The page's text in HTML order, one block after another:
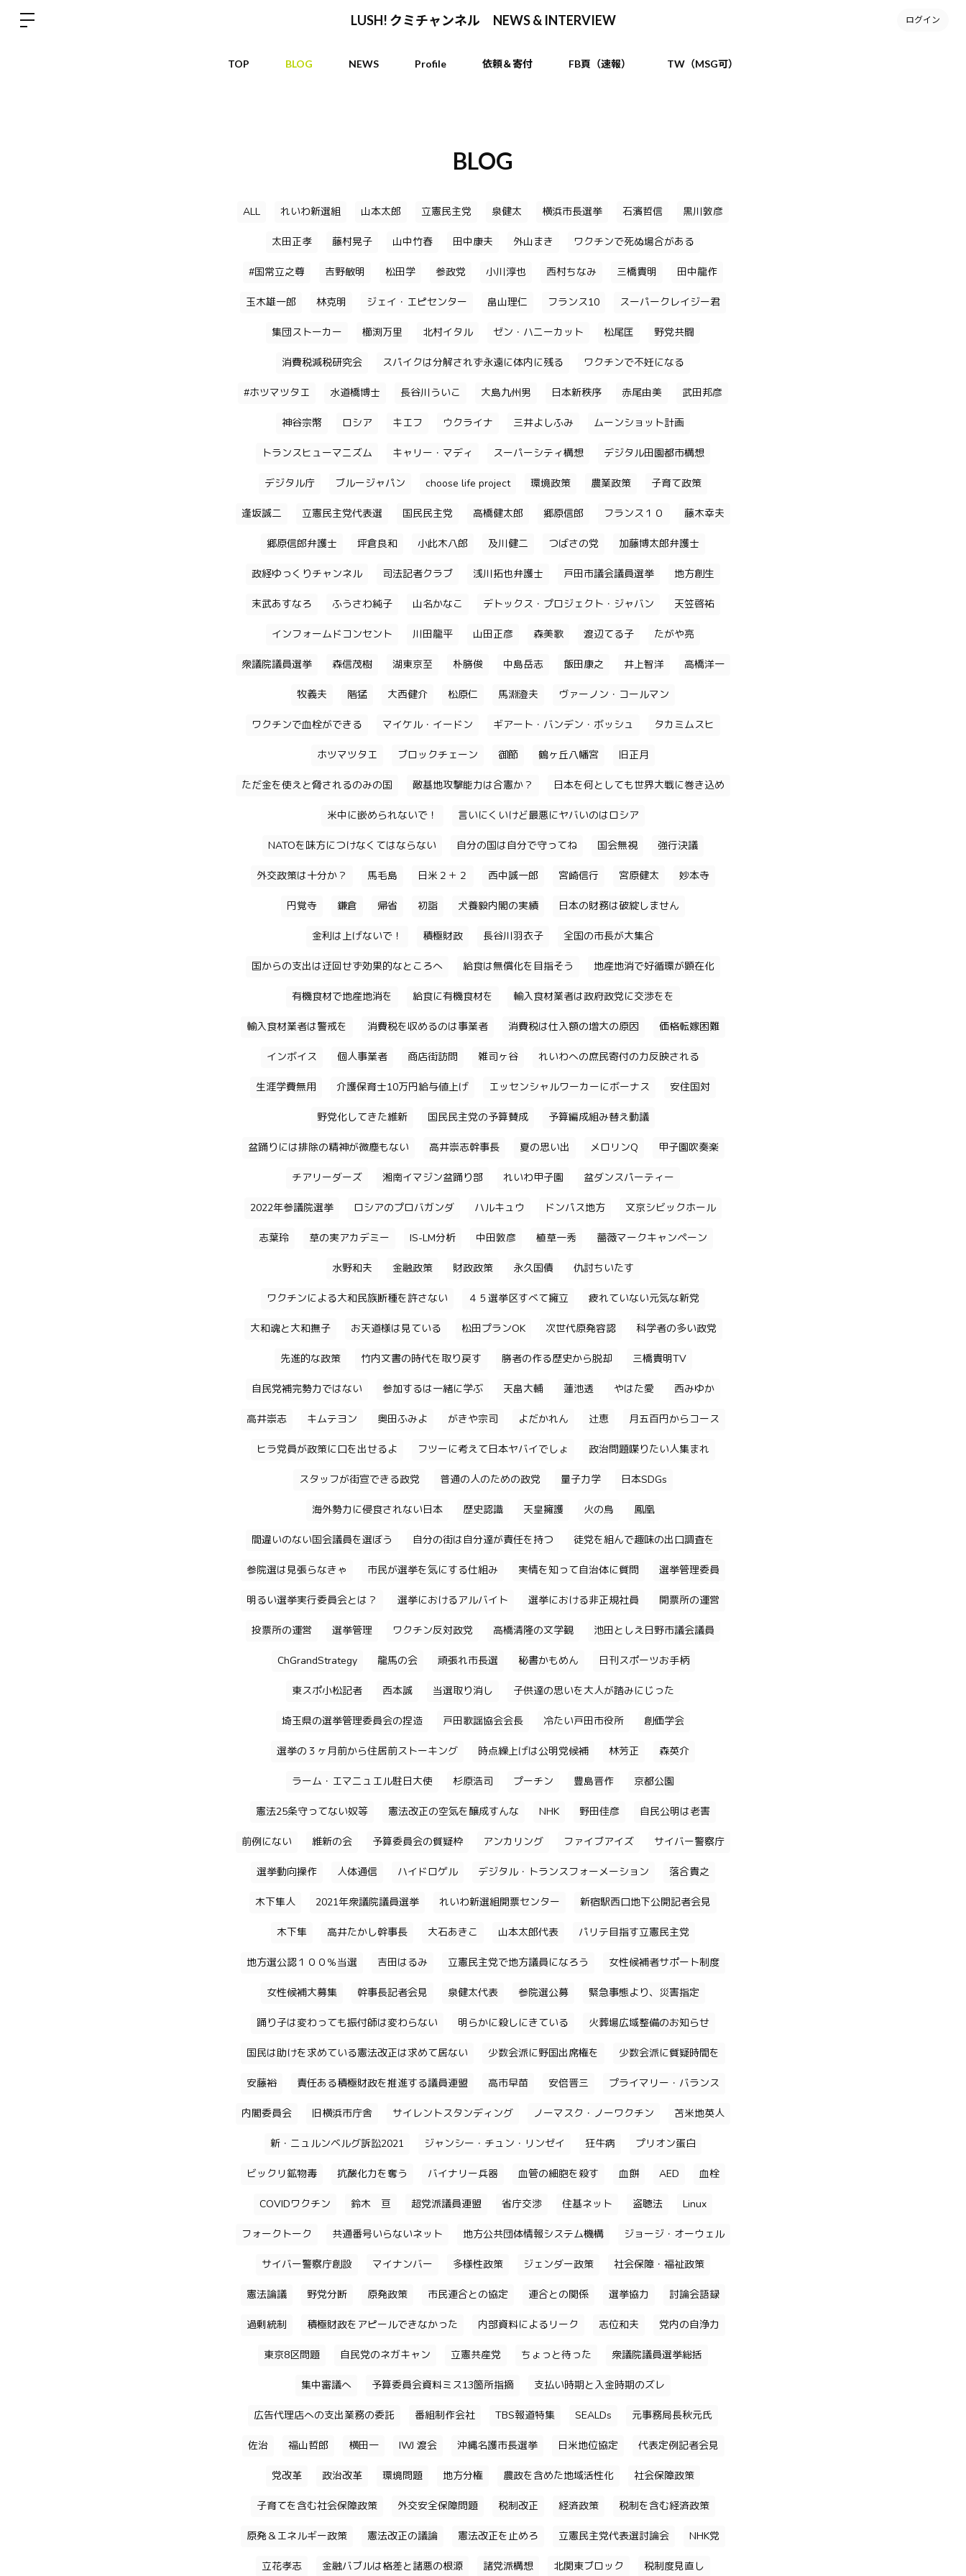
LUSH! クミチャンネル NEWS & INTERVIEW ログイン
TOP BLOG NEWS Profile 依頼＆寄付 FB頁（速報） TW（MSG可）
BLOG
ALL れいわ新選組 山本太郎 立憲民主党 泉健太 横浜市長選挙 石濱哲信 黒川敦彦
太田正孝 藤村晃子 山中竹春 田中康夫 外山まき ワクチンで死ぬ場合がある
#国常立之尊 吉野敏明 松田学 参政党 小川淳也 西村ちなみ 三橋貴明 田中龍作
玉木雄一郎 林克明 ジェイ・エピセンター 畠山理仁 フランス10 スーパークレイジー君
集団ストーカー 櫛渕万里 北村イタル ゼン・ハニーカット 松尾匡 野党共闘
消費税減税研究会 スパイクは分解されず永遠に体内に残る ワクチンで不妊になる
#ホツマツタエ 水道橋博士 長谷川ういこ 大島九州男 日本新秩序 赤尾由美 武田邦彦
神谷宗幣 ロシア キエフ ウクライナ 三井よしふみ ムーンショット計画
トランスヒューマニズム キャリー・マディ スーパーシティ構想 デジタル田園都市構想
デジタル庁 ブルージャパン choose life project 環境政策 農業政策 子育て政策
逢坂誠二 立憲民主党代表選 国民民主党 高橋健太郎 郷原信郎 フランス１０ 藤木幸夫
郷原信郎弁護士 坪倉良和 小此木八郎 及川健二 つばさの党 加藤博太郎弁護士
政経ゆっくりチャンネル 司法記者クラブ 浅川拓也弁護士 戸田市議会議員選挙 地方創生
末武あすなろ ふうさわ純子 山名かなこ デトックス・プロジェクト・ジャバン 天笠啓祐
インフォームドコンセント 川田龍平 山田正彦 森美歌 渡辺てる子 たがや亮
衆議院議員選挙 森信茂樹 湖東京至 朴勝俊 中島岳志 飯田康之 井上智洋 高橋洋一
牧義夫 階猛 大西健介 松原仁 馬淵澄夫 ヴァーノン・コールマン
ワクチンで血栓ができる マイケル・イードン ギアート・バンデン・ボッシュ タカミムスヒ
ホツマツタエ ブロックチェーン 御節 鶴ヶ丘八幡宮 旧正月
ただ金を使えと脅されるのみの国 敵基地攻撃能力は合憲か？ 日本を何としても世界大戦に巻き込め
米中に嵌められないで！ 言いにくいけど最悪にヤバいのはロシア
NATOを味方につけなくてはならない 自分の国は自分で守ってね 国会無視 強行決議
外交政策は十分か？ 馬毛島 日米２＋２ 西中誠一郎 宮崎信行 宮原健太 妙本寺
円覚寺 鎌倉 帰省 初詣 犬養毅内閣の実績 日本の財務は破綻しません
金利は上げないで！ 積極財政 長谷川羽衣子 全国の市長が大集合
国からの支出は迂回せず効果的なところへ 給食は無償化を目指そう 地産地消で好循環が顕在化
有機食材で地産地消を 給食に有機食材を 輸入食材業者は政府政党に交渉をを
輸入食材業者は警戒を 消費税を収めるのは事業者 消費税は仕入額の増大の原因 価格転嫁困難
インボイス 個人事業者 商店街訪問 雑司ヶ谷 れいわへの庶民寄付の力反映される
生涯学費無用 介護保育士10万円給与値上げ エッセンシャルワーカーにボーナス 安住国対
野党化してきた維新 国民民主党の予算賛成 予算編成組み替え動議
盆踊りには排除の精神が微塵もない 高井崇志幹事長 夏の思い出 メロリンQ 甲子園吹奏楽
チアリーダーズ 湘南イマジン盆踊り部 れいわ甲子園 盆ダンスパーティー
2022年参議院選挙 ロシアのプロバガンダ ハルキュウ ドンパス地方 文京シビックホール
志葉玲 草の実アカデミー IS-LM分析 中田敦彦 植草一秀 薔薇マークキャンペーン
水野和夫 金融政策 財政政策 永久国債 仇討ちいたす
ワクチンによる大和民族断種を許さない ４５選挙区すべて擁立 疲れていない元気な新党
大和魂と大和撫子 お天道様は見ている 松田プランOK 次世代原発容認 科学者の多い政党
先進的な政策 竹内文書の時代を取り戻す 勝者の作る歴史から脱却 三橋貴明TV
自民党補完勢力ではない 参加するは一緒に学ぶ 天畠大輔 蓮池透 やはた愛 西みゆか
高井崇志 キムテヨン 奥田ふみよ がきや宗司 よだかれん 辻恵 月五百円からコース
ヒラ党員が政策に口を出せるよ フツーに考えて日本ヤバイでしょ 政治問題喋りたい人集まれ
スタッフが街宣できる政党 普通の人のための政党 量子力学 日本SDGs
海外勢力に侵食されない日本 歴史認識 天皇擁護 火の鳥 鳳凰
間違いのない国会議員を選ぼう 自分の街は自分達が責任を持つ 徒党を組んで趣味の出口調査を
参院選は見張らなきゃ 市民が選挙を気にする仕組み 実情を知って自治体に質問 選挙管理委員
明るい選挙実行委員会とは？ 選挙におけるアルバイト 選挙における非正規社員 開票所の運営
投票所の運営 選挙管理 ワクチン反対政党 高橋清隆の文学観 池田としえ日野市議会議員
ChGrandStrategy 龍馬の会 頑張れ市長選 秘書かもめん 日刊スポーツお手柄
東スポ小松記者 西本誠 当選取り消し 子供達の思いを大人が踏みにじった
埼玉県の選挙管理委員会の捏造 戸田歌謡協会会長 冷たい戸田市役所 創価学会
選挙の３ヶ月前から住居前ストーキング 時点繰上げは公明党候補 林芳正 森英介
ラーム・エマニュエル駐日大使 杉原浩司 プーチン 豊島晋作 京都公園
憲法25条守ってない奴等 憲法改正の空気を醸成すんな NHK 野田佳彦 自民公明は老害
前例にない 維新の会 予算委員会の質疑枠 アンカリング ファイブアイズ サイバー警察庁
選挙動向操作 人体通信 ハイドロゲル デジタル・トランスフォーメーション 落合貴之
木下隼人 2021年衆議院議員選挙 れいわ新選組開票センター 新宿駅西口地下公開記者会見
木下隼 高井たかし幹事長 大石あきこ 山本太郎代表 パリテ目指す立憲民主党
地方選公認１００％当選 吉田はるみ 立憲民主党で地方議員になろう 女性候補者サポート制度
女性候補大募集 幹事長記者会見 泉健太代表 参院選公募 緊急事態より、災害指定
踊り子は変わっても振付師は変わらない 明らかに殺しにきている 火葬場広域整備のお知らせ
国民は助けを求めている憲法改正は求めて居ない 少数会派に野国出席権を 少数会派に質疑時間を
安藤裕 責任ある積極財政を推進する議員連盟 高市早苗 安倍晋三 プライマリー・バランス
内閣委員会 旧横浜市庁舎 サイレントスタンディング ノーマスク・ノーワクチン 苫米地英人
新・ニュルンベルグ訴訟2021 ジャンシー・チュン・リンゼイ 狂牛病 プリオン蛋白
ビックリ鉱物毒 抗酸化力を奪う バイナリー兵器 血管の細胞を殺す 血餅 AED 血栓
COVIDワクチン 鈴木 亘 超党派議員連盟 省庁交渉 住基ネット 盗聴法 Linux
フォークトーク 共通番号いらないネット 地方公共団体情報システム機構 ジョージ・オーウェル
サイバー警察庁創設 マイナンバー 多様性政策 ジェンダー政策 社会保障・福祉政策
憲法論議 野党分断 原発政策 市民連合との協定 連合との関係 選挙協力 討論会語録
過剰統制 積極財政をアピールできなかった 内部資料によるリーク 志位和夫 党内の自浄力
東京8区問題 自民党のネガキャン 立憲共産党 ちょっと待った 衆議院議員選挙総括
集中審議へ 予算委員会資料ミス13箇所指摘 支払い時期と入金時期のズレ
広告代理店への支出業務の委託 番組制作会社 TBS報道特集 SEALDs 元事務局長秋元氏
佐治 福山哲郎 横田一 IWJ 渡会 沖縄名護市長選挙 日米地位協定 代表定例記者会見
党改革 政治改革 環境問題 地方分権 農政を含めた地域活性化 社会保障政策
子育てを含む社会保障政策 外交安全保障問題 税制改正 経済政策 税制を含む経済政策
原発＆エネルギー政策 憲法改正の議論 憲法改正を止めろ 立憲民主党代表選討論会 NHK党
立花孝志 金融バブルは格差と諸悪の根源 諸党派構想 北関東ブロック 税制度見直し